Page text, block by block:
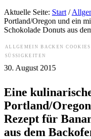
Aktuelle Seite: Start /
Portland/Oregon und ein
Schokolade Donuts aus
ALLGEMEIN BACKEN COOKIES
SÜSSIGKEITEN
30. August 2015
Eine
Portland/
Rezept für
aus dem